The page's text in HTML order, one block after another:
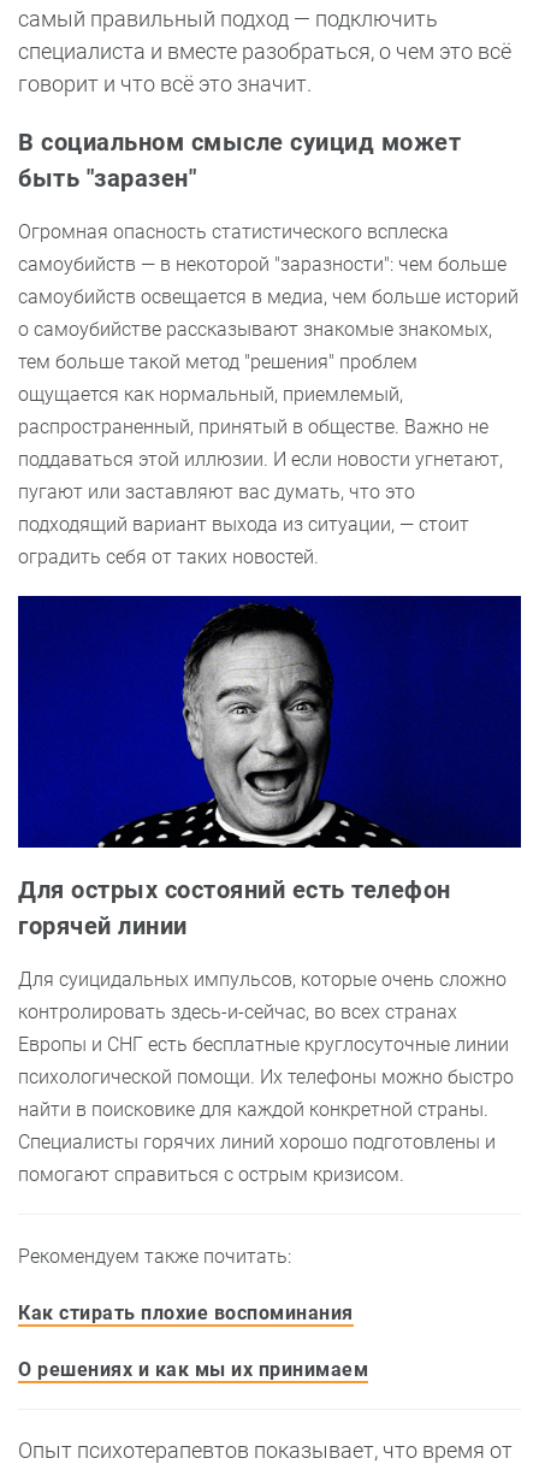
самый правильный подход — подключить
специалиста и вместе разобраться, о чем это всё
говорит и что всё это значит.
В социальном смысле суицид может
быть "заразен"
Огромная опасность статистического всплеска
самоубийств — в некоторой "заразности": чем больше
самоубийств освещается в медиа, чем больше историй
о самоубийстве рассказывают знакомые знакомых,
тем больше такой метод "решения" проблем
ощущается как нормальный, приемлемый,
распространенный, принятый в обществе. Важно не
поддаваться этой иллюзии. И если новости угнетают,
пугают или заставляют вас думать, что это
подходящий вариант выхода из ситуации, — стоит
оградить себя от таких новостей.
Для острых состояний есть телефон
горячей линии
Для суицидальных импульсов, которые очень сложно
контролировать здесь-и-сейчас, во всех странах
Европы и СНГ есть бесплатные круглосуточные линии
психологической помощи. Их телефоны можно быстро
найти в поисковике для каждой конкретной страны.
Специалисты горячих линий хорошо подготовлены и
помогают справиться с острым кризисом.
Рекомендуем также почитать:
Как стирать плохие воспоминания
О решениях и как мы их принимаем
Опыт психотерапевтов показывает, что время от